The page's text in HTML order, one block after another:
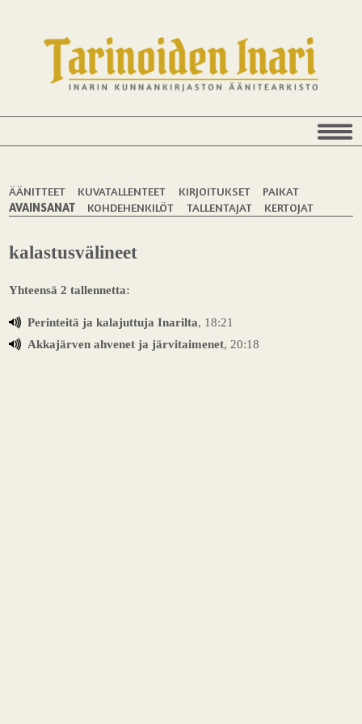
ÄÄNITTEET KUVATALLENTEET KIRJOITUKSET
PAIKAT
AVAINSANAT
KOHDEHENKILÖT TALLENTAJAT KERTOJAT
kalastusvälineet
Yhteensä 2 tallennetta:
Perinteitä ja kalajuttuja Inarilta, 18:21
Akkajärven ahvenet ja järvitaimenet, 20:18